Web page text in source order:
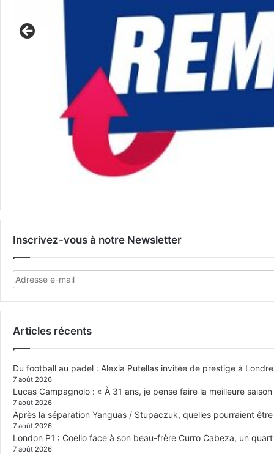
Inscrivez-vous à notre Newsletter
Articles récents
Du football au padel : Alexia Putellas invitée de prestige à
7 août 2026
Lucas Campagnolo : « À 31 ans, je pense faire la meilleure
7 août 2026
Après la séparation Yanguas / Stupaczuk, quelles pourraient
7 août 2026
London P1 : Coello face à son beau-frère Curro Cabeza, un
7 août 2026